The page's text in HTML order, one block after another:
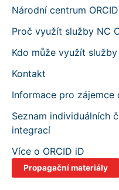
Národní centrum ORCID
Proč využít služby NC
Kdo může využít služby
Kontakt
Informace pro zájemce
Seznam individuálních
integrací
Více o ORCID iD
Propagační materiály